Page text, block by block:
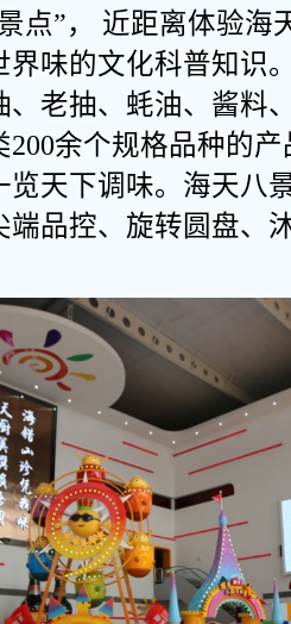
点”， 近距离体验海
界味的文化科普知识
、老抽、蚝油、酱料
200余个规格品种的
览天下调味。海天八
端品控、旋转圆盘、